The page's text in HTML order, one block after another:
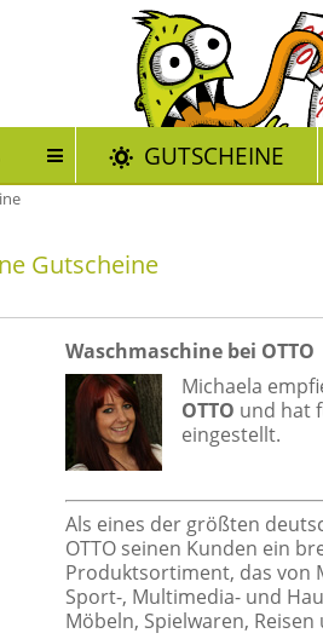
GUTSCHEINE
Gutscheine
Waschmaschine bei OTTO
Michaela
OTTO und hat
eingestellt.
Als eines der größten
OTTO seinen Kunden ein
Produktsortiment, das von
Sport-, Multimedia- und
Möbeln, Spielwaren,